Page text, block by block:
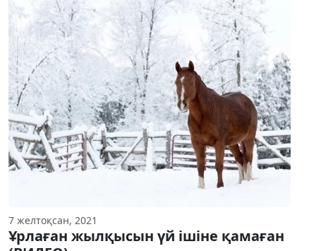
7 желтоқсан, 2021
Ұрлаған жылқысын үй ішіне қамаған